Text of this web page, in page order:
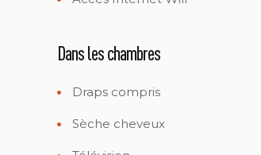
Dans les chambres
Draps compris
Sèche cheveux